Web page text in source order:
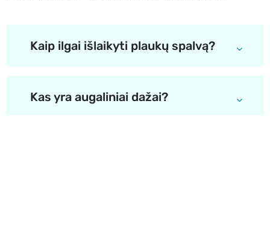
Kaip ilgai išlaikyti plaukų spalvą?
Kas yra augaliniai dažai?